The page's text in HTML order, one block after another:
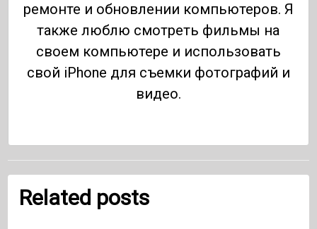
ремонте и обновлении компьютеров. Я
также люблю смотреть фильмы на
своем компьютере и использовать
свой iPhone для съемки фотографий и
видео.
Related posts